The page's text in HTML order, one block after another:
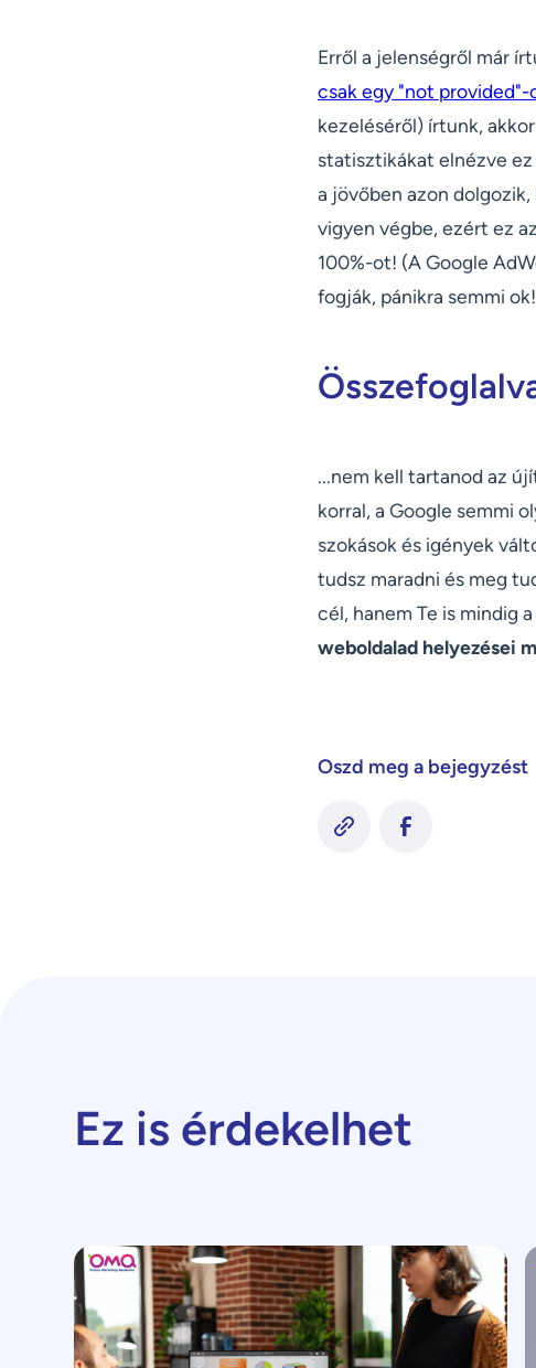
Erről a jelenségről már
csak egy "not
kezeléséről) írtunk,
statisztikákat elnézve
a jövőben azon
vigyen végbe, ezért ez
100%-ot! (A Google
fogják, pánikra semmi
...nem kell tartanod az
korral, a Google semmi
szokások és igények
tudsz maradni és meg
cél, hanem Te is mindig
weboldalad helyezései
Oszd meg a bejegyzést
Ez is érdekelhet